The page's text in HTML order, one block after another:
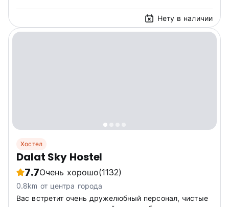
Нету в наличии
Хостел
Dalat Sky Hostel
7.7Очень хорошо(1132)
0.8km от центра города
Вас встретит очень дружелюбный персонал, чистые